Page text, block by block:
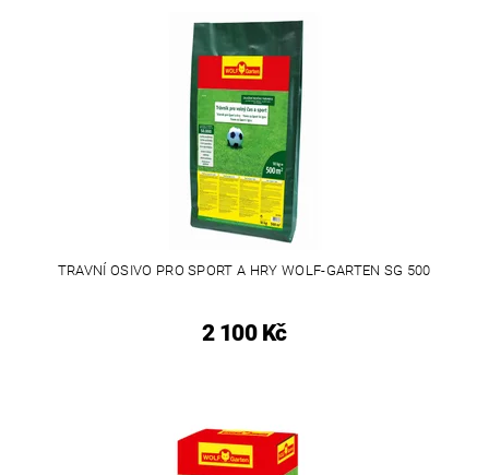
TRAVNÍ OSIVO PRO SPORT A HRY WOLF-GARTEN SG 500
2 100 Kč